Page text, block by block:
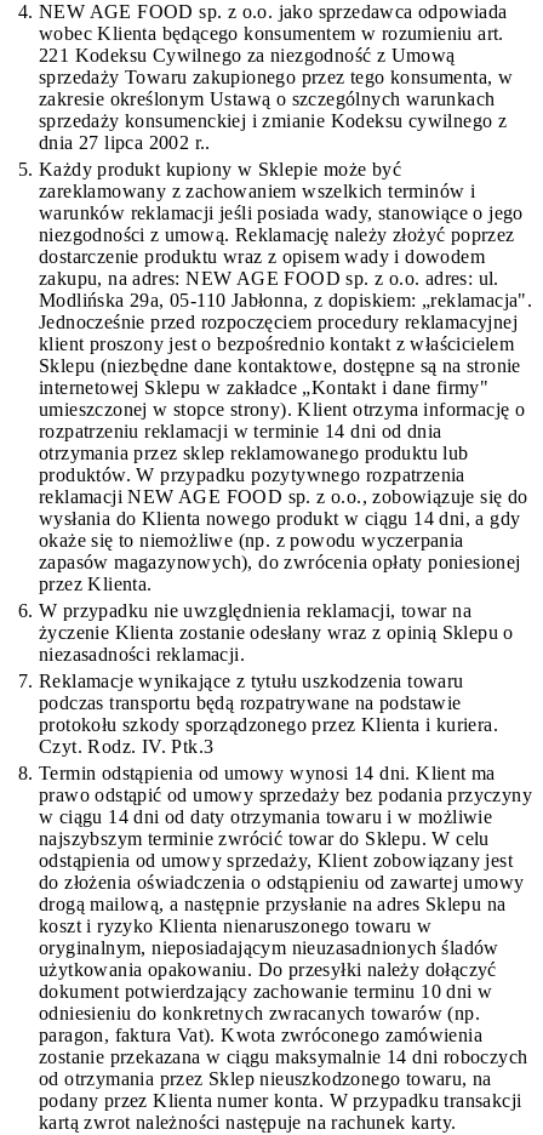
NEW AGE FOOD sp. z o.o. jako sprzedawca odpowiada
wobec Klienta będącego konsumentem w rozumieniu art.
221 Kodeksu Cywilnego za niezgodność z Umową
sprzedaży Towaru zakupionego przez tego konsumenta, w
zakresie określonym Ustawą o szczególnych warunkach
sprzedaży konsumenckiej i zmianie Kodeksu cywilnego z
dnia 27 lipca 2002 r..
Każdy produkt kupiony w Sklepie może być
zareklamowany z zachowaniem wszelkich terminów i
warunków reklamacji jeśli posiada wady, stanowiące o jego
niezgodności z umową. Reklamację należy złożyć poprzez
dostarczenie produktu wraz z opisem wady i dowodem
zakupu, na adres: NEW AGE FOOD sp. z o.o. adres: ul.
Modlińska 29a, 05-110 Jabłonna, z dopiskiem: „reklamacja".
Jednocześnie przed rozpoczęciem procedury reklamacyjnej
klient proszony jest o bezpośrednio kontakt z właścicielem
Sklepu (niezbędne dane kontaktowe, dostępne są na stronie
internetowej Sklepu w zakładce „Kontakt i dane firmy"
umieszczonej w stopce strony). Klient otrzyma informację o
rozpatrzeniu reklamacji w terminie 14 dni od dnia
otrzymania przez sklep reklamowanego produktu lub
produktów. W przypadku pozytywnego rozpatrzenia
reklamacji NEW AGE FOOD sp. z o.o., zobowiązuje się do
wysłania do Klienta nowego produkt w ciągu 14 dni, a gdy
okaże się to niemożliwe (np. z powodu wyczerpania
zapasów magazynowych), do zwrócenia opłaty poniesionej
przez Klienta.
W przypadku nie uwzględnienia reklamacji, towar na
życzenie Klienta zostanie odesłany wraz z opinią Sklepu o
niezasadności reklamacji.
Reklamacje wynikające z tytułu uszkodzenia towaru
podczas transportu będą rozpatrywane na podstawie
protokołu szkody sporządzonego przez Klienta i kuriera.
Czyt. Rodz. IV. Ptk.3
Termin odstąpienia od umowy wynosi 14 dni. Klient ma
prawo odstąpić od umowy sprzedaży bez podania przyczyny
w ciągu 14 dni od daty otrzymania towaru i w możliwie
najszybszym terminie zwrócić towar do Sklepu. W celu
odstąpienia od umowy sprzedaży, Klient zobowiązany jest
do złożenia oświadczenia o odstąpieniu od zawartej umowy
drogą mailową, a następnie przysłanie na adres Sklepu na
koszt i ryzyko Klienta nienaruszonego towaru w
oryginalnym, nieposiadającym nieuzasadnionych śladów
użytkowania opakowaniu. Do przesyłki należy dołączyć
dokument potwierdzający zachowanie terminu 10 dni w
odniesieniu do konkretnych zwracanych towarów (np.
paragon, faktura Vat). Kwota zwróconego zamówienia
zostanie przekazana w ciągu maksymalnie 14 dni roboczych
od otrzymania przez Sklep nieuszkodzonego towaru, na
podany przez Klienta numer konta. W przypadku transakcji
kartą zwrot należności następuje na rachunek karty.